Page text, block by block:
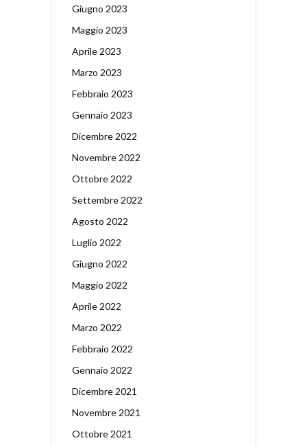
Giugno 2023
Maggio 2023
Aprile 2023
Marzo 2023
Febbraio 2023
Gennaio 2023
Dicembre 2022
Novembre 2022
Ottobre 2022
Settembre 2022
Agosto 2022
Luglio 2022
Giugno 2022
Maggio 2022
Aprile 2022
Marzo 2022
Febbraio 2022
Gennaio 2022
Dicembre 2021
Novembre 2021
Ottobre 2021